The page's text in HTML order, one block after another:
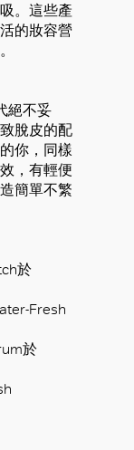
。這些產
的妝容營
絕不妥
脫皮的配
你，同樣
，有輕便
簡單不繁
於
Fresh
於